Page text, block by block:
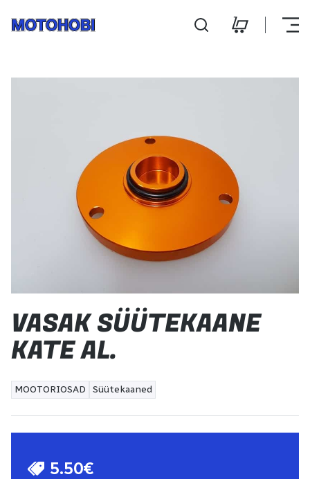
Hooldus ja remont
E-R 9:00 - 18:00
VASAK SÜÜTEKAANE
KATE AL.
MOOTORIOSAD Süütekaaned
5.50€